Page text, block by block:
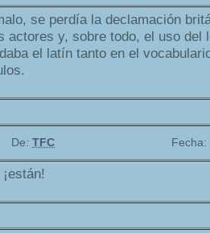
se perdía la declamación
actores y, sobre todo, el uso del
el latín tanto en el
De: TFC Fecha: